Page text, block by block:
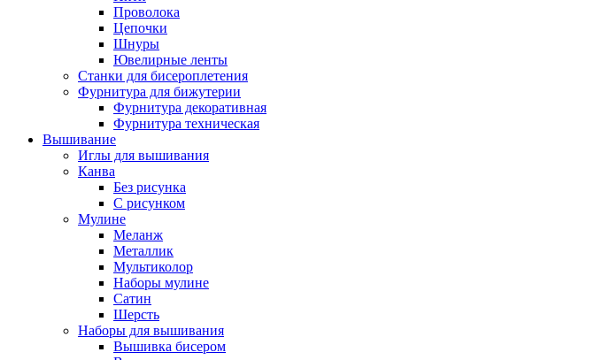
Проволока
Цепочки
Шнуры
Ювелирные ленты
Станки для бисероплетения
Фурнитура для бижутерии
Фурнитура декоративная
Фурнитура техническая
Вышивание
Иглы для вышивания
Канва
Без рисунка
С рисунком
Мулине
Меланж
Металлик
Мультиколор
Наборы мулине
Сатин
Шерсть
Наборы для вышивания
Вышивка бисером